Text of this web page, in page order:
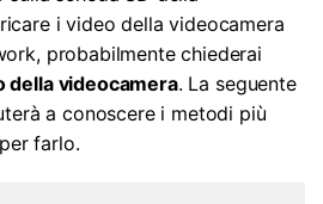
i video della videocamera
probabilmente chiederai
della videocamera. La seguente
a conoscere i metodi più
farlo.